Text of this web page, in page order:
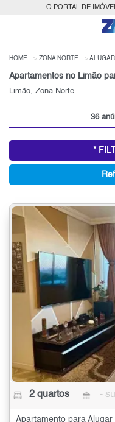
O PORTAL DE
HOME ZONA NORTE ALUGAR
Limão, Zona Norte
36
*
2 quartos -
Apartamento para